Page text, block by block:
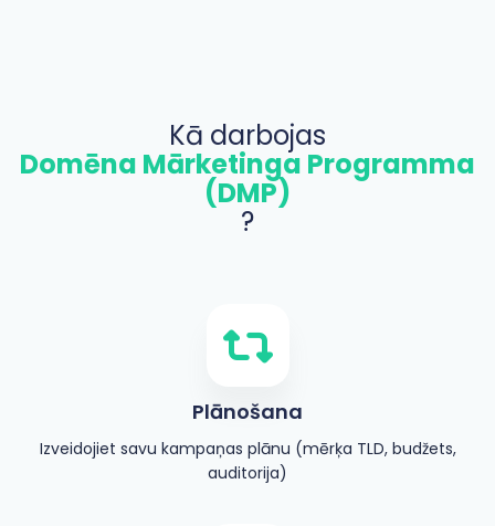
Kā darbojas
Domēna Mārketinga Programma
(DMP)
?
Plānošana
Izveidojiet savu kampaņas plānu (mērķa TLD, budžets,
auditorija)